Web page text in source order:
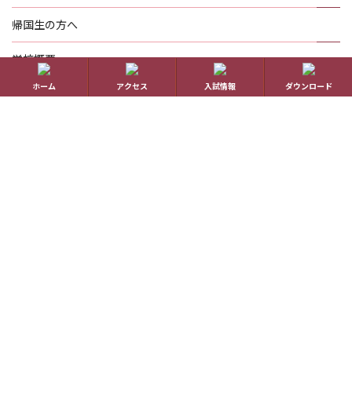
帰国生の方へ
学校概要
在校生の方へ
ホーム アクセス 入試情報 ダウンロード